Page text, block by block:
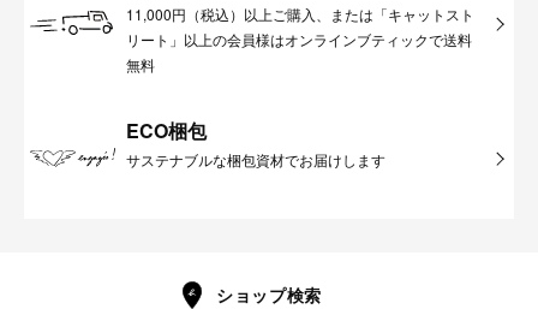
11,000円（税込）以上ご購入、または「キャットスト
リート」以上の会員様はオンラインブティックで送料
無料
ECO梱包
サステナブルな梱包資材でお届けします
ショップ検索